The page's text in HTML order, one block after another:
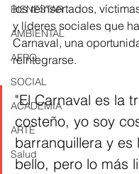
BIENESTAR
AMBIENTAL
AFRO
SOCIAL
ACADEMIA
ARTE
Salud
los reinsertados,
y líderes sociales que
Carnaval, una
reintegrarse.
"El Carnaval es la
costeño, yo soy
barranquillera y es
bello, pero lo más